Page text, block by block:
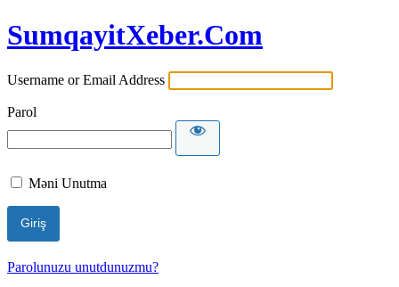
SumqayitXeber.Com
Username or Email Address
Parol
Məni Unutma
Parolunuzu unutdunuzmu?